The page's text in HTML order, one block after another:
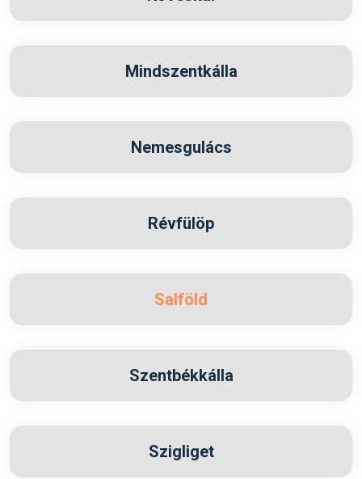
Mindszentkálla
Nemesgulács
Révfülöp
Salföld
Szentbékkálla
Szigliget